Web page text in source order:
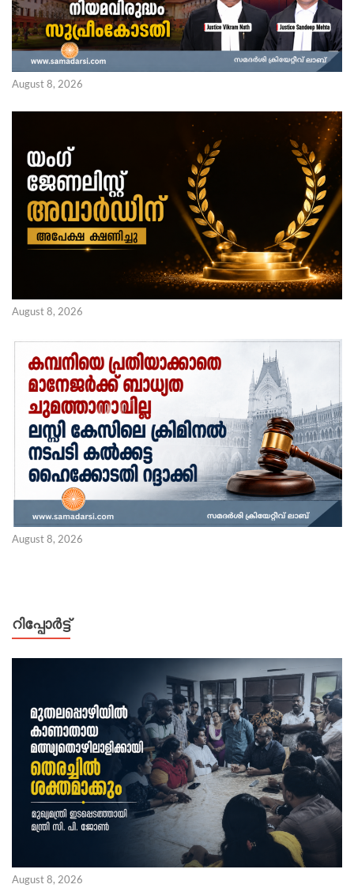
August 8, 2026
August 8, 2026
August 8, 2026
റിപ്പോര്‍ട്ട്
August 8, 2026